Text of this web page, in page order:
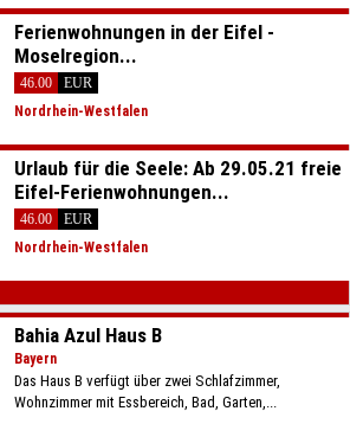
Ferienwohnungen in der Eifel -
Moselregion...
46.00
EUR
Nordrhein-Westfalen
Urlaub für die Seele: Ab 29.05.21 freie
Eifel-Ferienwohnungen...
46.00
EUR
Nordrhein-Westfalen
Bahia Azul Haus B
Bayern
Das Haus B verfügt über zwei Schlafzimmer,
Wohnzimmer mit Essbereich, Bad, Garten,...